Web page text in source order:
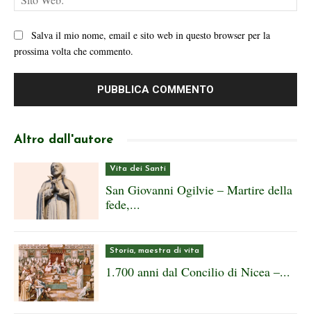
Salva il mio nome, email e sito web in questo browser per la
prossima volta che commento.
Altro dall'autore
Vita dei Santi
San Giovanni Ogilvie – Martire della
fede,...
Storia, maestra di vita
1.700 anni dal Concilio di Nicea –...